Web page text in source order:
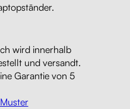
wird innerhalb
und versandt.
Garantie von 5